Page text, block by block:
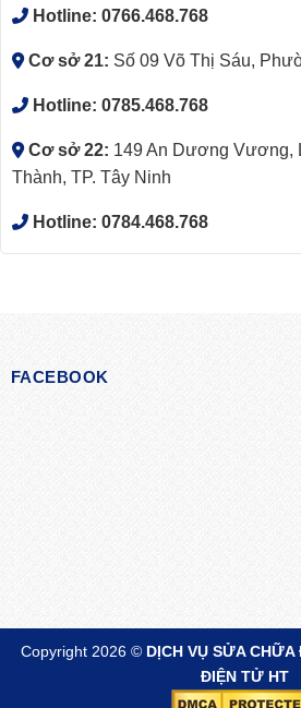
Hotline: 0766.468.768
Cơ sở 21: Số 09 Võ Thị Sáu,
Hotline: 0785.468.768
Cơ sở 22: 149 An Dương Vương,
Thành, TP. Tây Ninh
Hotline: 0784.468.768
FACEBOOK
Copyright 2026 © DỊCH VỤ SỬA
ĐIỆN TỬ HT